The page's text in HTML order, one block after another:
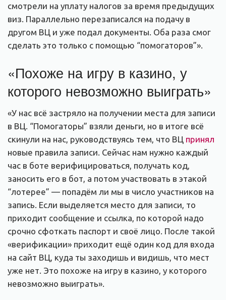
смотрели на уплату налогов за время предыдущих
виз. Параллельно перезаписался на подачу в
другом ВЦ и уже подал документы. Оба раза смог
сделать это только с помощью “помогаторов”».
«Похоже на игру в казино, у
которого невозможно выиграть»
«У нас всё застряло на получении места для записи
в ВЦ. “Помогаторы” взяли деньги, но в итоге всё
скинули на нас, руководствуясь тем, что ВЦ принял
новые правила записи. Сейчас нам нужно каждый
час в боте верифицироваться, получать код,
заносить его в бот, а потом участвовать в этакой
“лотерее” — попадём ли мы в число участников на
запись. Если выделяется место для записи, то
приходит сообщение и ссылка, по которой надо
срочно сфоткать паспорт и своё лицо. После такой
«верификации» приходит ещё один код для входа
на сайт ВЦ, куда ты заходишь и видишь, что мест
уже нет. Это похоже на игру в казино, у которого
невозможно выиграть».